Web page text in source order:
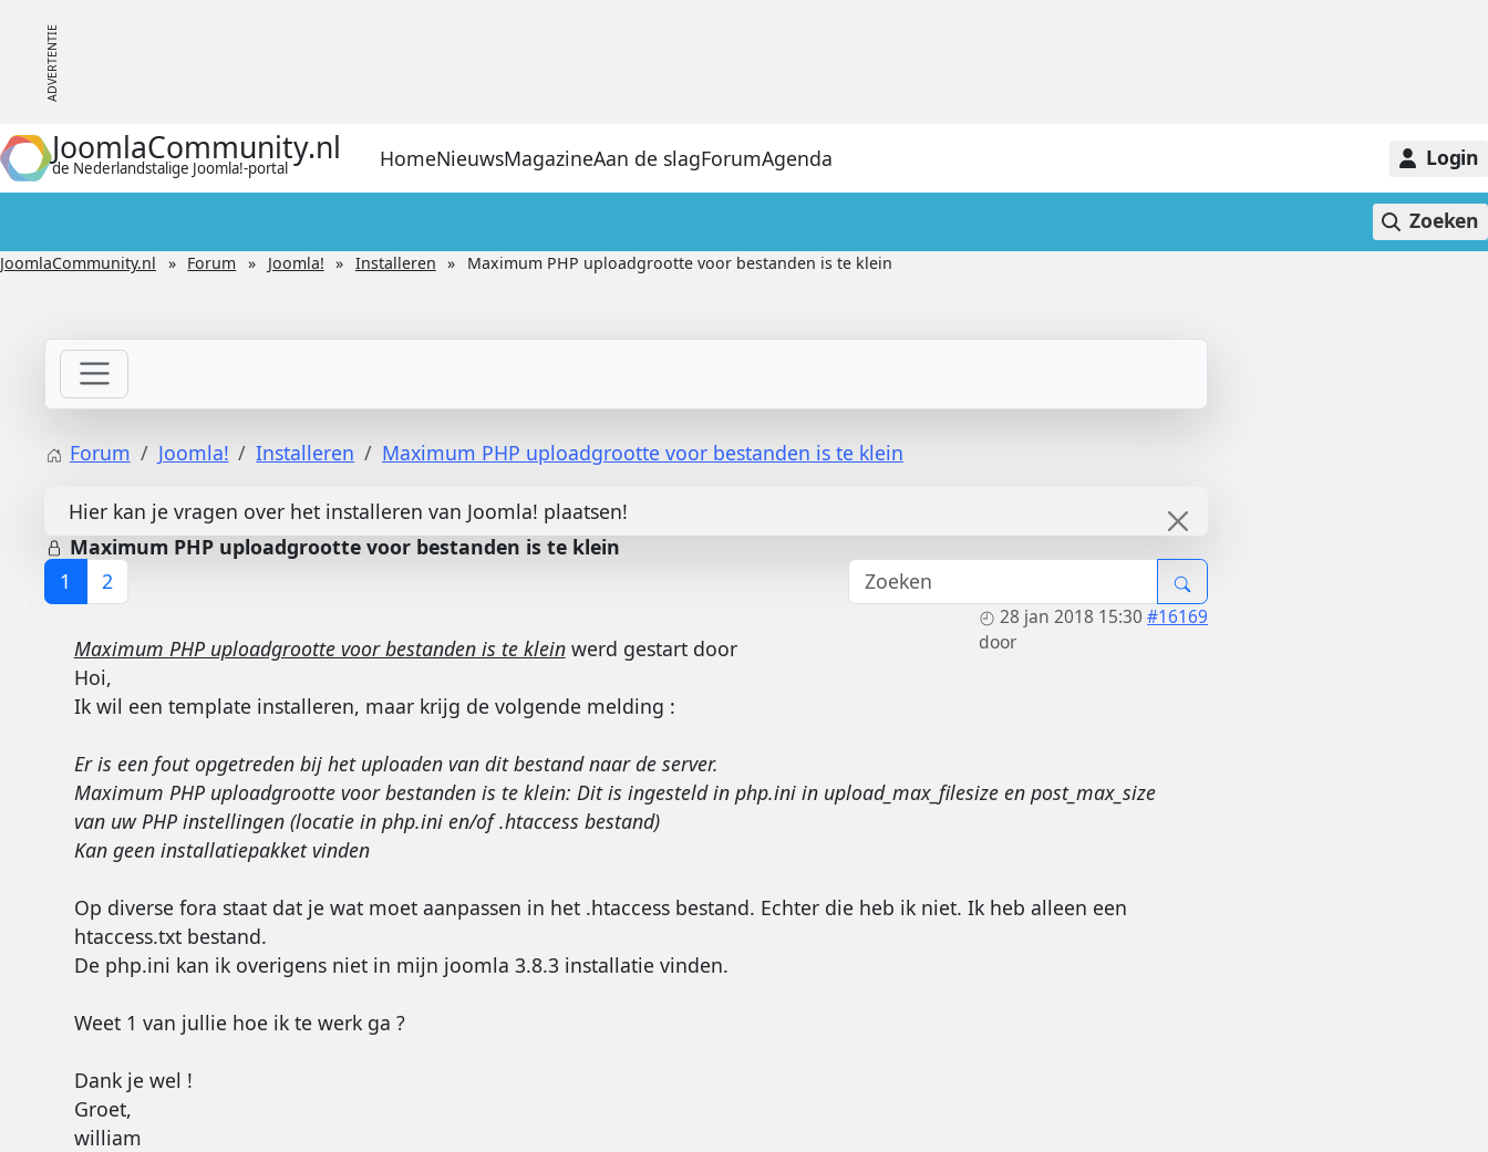
JoomlaCommunity.nl
de Nederlandstalige Joomla!-portal HomeNieuwsMagazineAan de slagForumAgenda Login
Zoeken
JoomlaCommunity.nl Forum Joomla! Installeren Maximum PHP uploadgrootte voor bestanden is te klein
Forum Joomla! Installeren Maximum PHP uploadgrootte voor bestanden is te klein
Hier kan je vragen over het installeren van Joomla! plaatsen!
Maximum PHP uploadgrootte voor bestanden is te klein
1
2
28 jan 2018 15:30 #16169
door
Maximum PHP uploadgrootte voor bestanden is te kleinwerd gestart door
Hoi,
Ik wil een template installeren, maar krijg de volgende melding :
Er is een fout opgetreden bij het uploaden van dit bestand naar de server.
Maximum PHP uploadgrootte voor bestanden is te klein: Dit is ingesteld in php.ini in upload_max_filesize en post_max_size
van uw PHP instellingen (locatie in php.ini en/of .htaccess bestand)
Kan geen installatiepakket vinden
Op diverse fora staat dat je wat moet aanpassen in het .htaccess bestand. Echter die heb ik niet. Ik heb alleen een
htaccess.txt bestand.
De php.ini kan ik overigens niet in mijn joomla 3.8.3 installatie vinden.
Weet 1 van jullie hoe ik te werk ga ?
Dank je wel !
Groet,
william